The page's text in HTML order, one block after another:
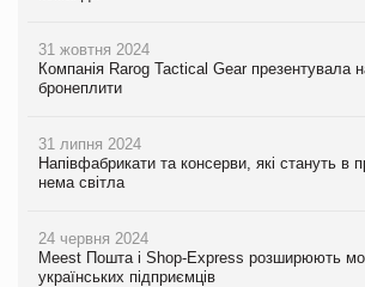
31 жовтня 2024
Компанія Rarog Tactical Gear презентувала
бронеплити
31 липня 2024
Напівфабрикати та консерви, які стануть в
нема світла
24 червня 2024
Meest Пошта і Shop-Express розширюють
українських підприємців